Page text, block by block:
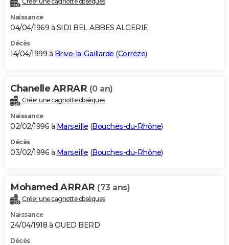
Naissance
04/04/1969 à SIDI BEL ABBES ALGERIE
Décès
14/04/1999 à Brive-la-Gaillarde (Corrèze)
Chanelle ARRAR (0 an)
Créer une cagnotte obsèques
Naissance
02/02/1996 à Marseille (Bouches-du-Rhône)
Décès
03/02/1996 à Marseille (Bouches-du-Rhône)
Mohamed ARRAR (73 ans)
Créer une cagnotte obsèques
Naissance
24/04/1918 à OUED BERD
Décès